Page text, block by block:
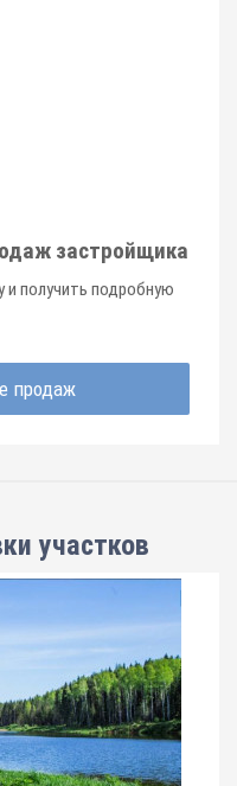
застройщика
и получить подробную
продаж
участков